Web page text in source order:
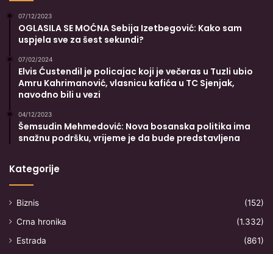
07/12/2023
OGLASILA SE MOĆNA Sebija Izetbegović: Kako sam
uspjela sve za šest sekundi?
07/02/2024
Elvis Ćustendil je policajac koji je večeras u Tuzli ubio
Amru Kahrimanović, vlasnicu kafića u TC Sjenjak,
navodno bili u vezi
04/12/2023
Šemsudin Mehmedović: Nova bosanska politika ima
snažnu podršku, vrijeme je da bude predstavljena
Kategorije
Biznis
(152)
Crna hronika
(1.332)
Estrada
(861)